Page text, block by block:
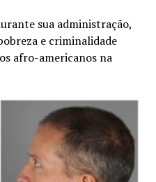
sua administração,
e criminalidade
afro-americanos na